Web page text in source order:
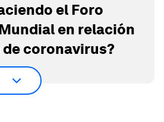
el Foro
en relación
coronavirus?